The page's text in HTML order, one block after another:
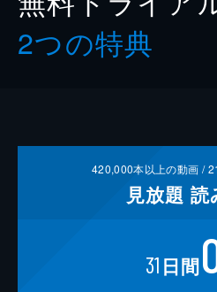
2つの特典
420,000本以上の動画 /
見放題 読
31 日間